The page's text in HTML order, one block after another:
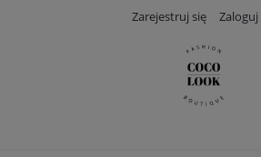
Zarejestruj się Zaloguj